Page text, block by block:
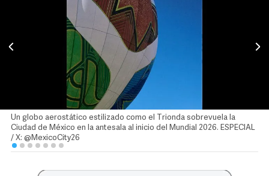
Un globo aerostático estilizado como el Trionda sobrevuela la
Ciudad de México en la antesala al inicio del Mundial 2026. ESPECIAL
/ X: @MexicoCity26